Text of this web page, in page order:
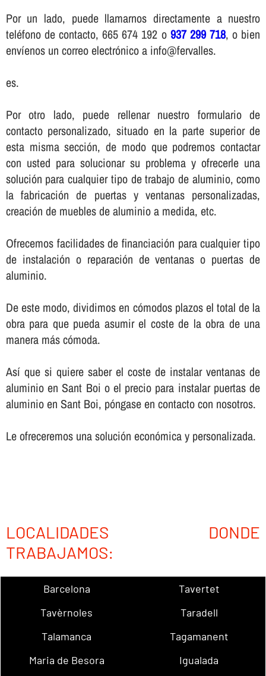
Por un lado, puede llamarnos directamente a nuestro
teléfono de contacto, 665 674 192 o 937 299 718, o bien
enví­enos un correo electrónico a info@fervalles.
es.
Por otro lado, puede rellenar nuestro formulario de
contacto personalizado, situado en la parte superior de
esta misma sección, de modo que podremos contactar
con usted para solucionar su problema y ofrecerle una
solución para cualquier tipo de trabajo de aluminio, como
la fabricación de puertas y ventanas personalizadas,
creación de muebles de aluminio a medida, etc.
Ofrecemos facilidades de financiación para cualquier tipo
de instalación o reparación de ventanas o puertas de
aluminio.
De este modo, dividimos en cómodos plazos el total de la
obra para que pueda asumir el coste de la obra de una
manera más cómoda.
Así­ que si quiere saber el coste de instalar ventanas de
aluminio en Sant Boi o el precio para instalar puertas de
aluminio en Sant Boi, póngase en contacto con nosotros.
Le ofreceremos una solución económica y personalizada.
LOCALIDADES DONDE
TRABAJAMOS:
Barcelona
Tavertet
Tavèrnoles
Taradell
Talamanca
Tagamanent
Maria de Besora
Igualada